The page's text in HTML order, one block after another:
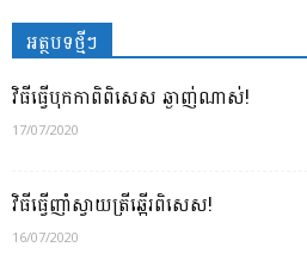
អត្ថបទថ្មីៗ
វិធីធ្វើបុកកាពិពិសេស ឆ្ងាញ់ណាស់!
17/07/2020
វិធីធ្វើញាំស្វាយត្រីឆ្អើរពិសេស!
16/07/2020